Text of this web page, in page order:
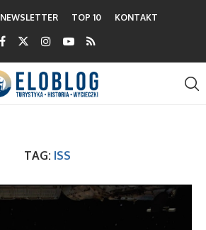
NEWSLETTER TOP 10 KONTAKT
TAG: ISS